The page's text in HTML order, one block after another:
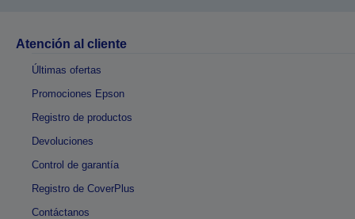
Atención al cliente
Últimas ofertas
Promociones Epson
Registro de productos
Devoluciones
Control de garantía
Registro de CoverPlus
Contáctanos